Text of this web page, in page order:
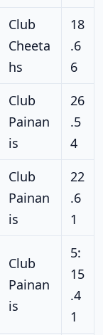
Club
Cheeta
hs
18
.6
6
Club
Painan
is
26
.5
4
Club
Painan
is
22
.6
1
Club
Painan
is
5:
15
.4
1